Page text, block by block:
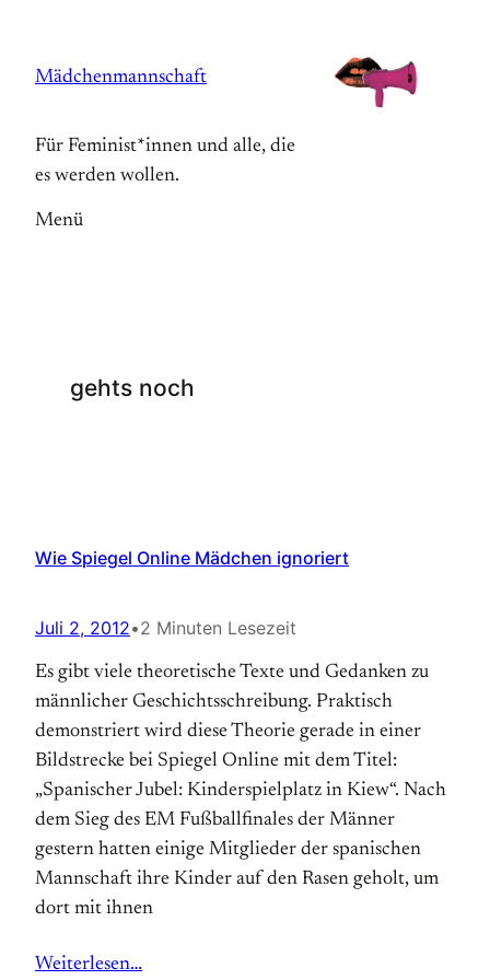
springen
Mädchenmannschaft
Für Feminist*innen und alle, die
es werden wollen.
Menü
gehts noch
Wie Spiegel Online Mädchen ignoriert
Juli 2, 2012•2 Minuten Lesezeit
Es gibt viele theoretische Texte und Gedanken zu
männlicher Ge­schichts­schreibung. Praktisch
demonstriert wird diese Theorie gerade in einer
Bildstrecke bei Spiegel Online mit dem Titel:
„Spanischer Jubel: Kinderspielplatz in Kiew“. Nach
dem Sieg des EM Fußballfinales der Männer
gestern hatten einige Mitglieder der spanischen
Mannschaft ihre Kinder auf den Rasen geholt, um
dort mit ihnen
Weiterlesen…